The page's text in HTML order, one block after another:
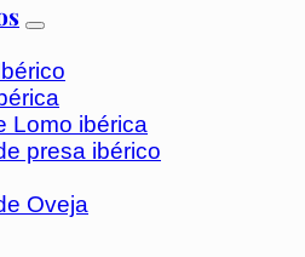
Lomo ibérica
presa ibérico
Oveja